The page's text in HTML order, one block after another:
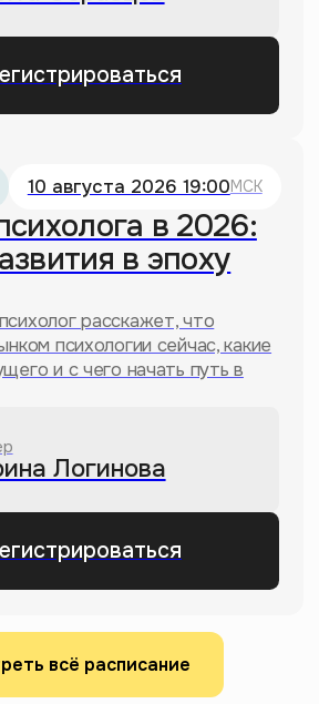
всё расписание
культовым
почему
что
нас всегда